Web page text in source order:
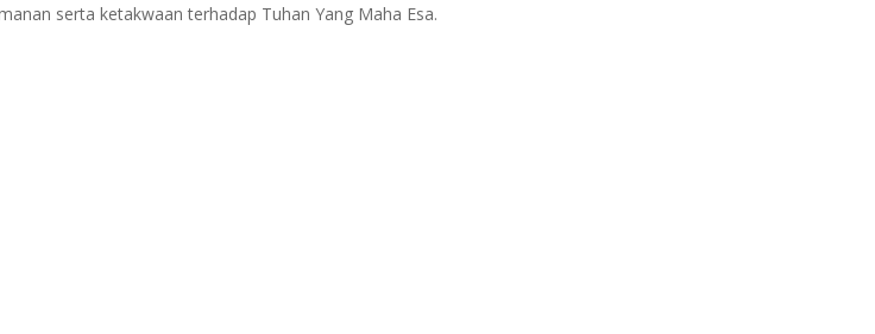
serta ketakwaan terhadap Tuhan Yang Maha Esa.